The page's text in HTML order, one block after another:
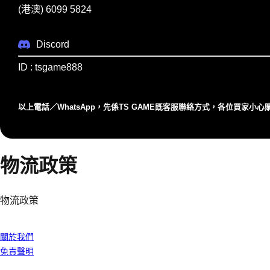
(港澳) 6099 5824
Discord
ID : tsgame888
以上電話／WhatsApp，先係TS GAME既客服聯絡⽅式，各位買家⼩⼼
物流政策
物流政策
關於我們
免責聲明